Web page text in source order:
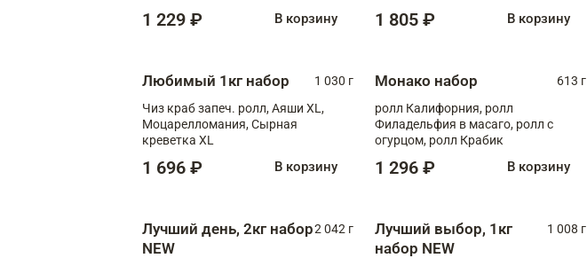
1 229 ₽ В корзину 1 805 ₽ В корзину
Любимый 1кг набор
1 030 г
Чиз краб запеч. ролл, Аяши XL,
Моцарелломания, Сырная
креветка XL
1 696 ₽ В корзину
Монако набор
613 г
ролл Калифорния, ролл
Филадельфия в масаго, ролл с
огурцом, ролл Крабик
1 296 ₽ В корзину
Лучший день, 2кг набор
NEW
2 042 г
Лучший выбор, 1кг
набор NEW
1 008 г